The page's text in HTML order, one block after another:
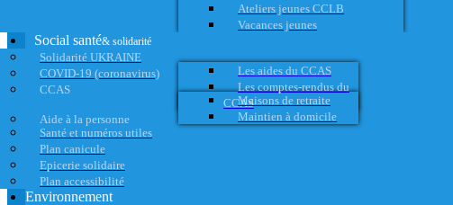
Ateliers jeunes CCLB
Vacances jeunes
Social santé& solidarité
Solidarité UKRAINE
COVID-19 (coronavirus)
CCAS
Les aides du CCAS
Les comptes-rendus du
CCAS
Aide à la personne
Maisons de retraite
Maintien à domicile
Santé et numéros utiles
Plan canicule
Epicerie solidaire
Plan accessibilité
Environnement